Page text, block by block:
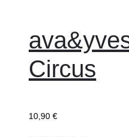
Circus
10,90 €